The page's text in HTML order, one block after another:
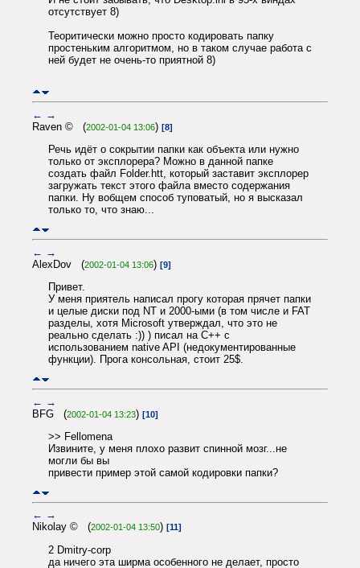
отсутствует 8)
Теоритически можно просто кодировать папку
простеньким алгоритмом, но в таком случае работа с
ней будет не очень-то приятной 8)
← →
Raven © (2002-01-04 13:06) [8]
Речь идёт о сокрытии папки как объекта или нужно
только от эксплорера? Можно в данной папке
создать файл Folder.htt, который заставит эксплорер
загружать текст этого файла вместо содержания
папки. Ну вобщем способ туповатый, но я высказал
только то, что знаю...
← →
AlexDov (2002-01-04 13:06) [9]
Привет.
У меня приятель написал прогу которая прячет папки
и целые диски под NT и 2000-ыми (в том числе и FAT
разделы, хотя Microsoft утверждал, что это не
реально сделать :)) ) писал на С++ с
использованием native API (недокументированные
функции). Прога консольная, стоит 25$.
← →
BFG (2002-01-04 13:23) [10]
>> Fellomena
Извините, у меня плохо развит спинной мозг...не
могли бы вы
привести пример этой самой кодировки папки?
← →
Nikolay © (2002-01-04 13:50) [11]
2 Dmitry-corp
да ничего эта ширма особенного не делает, просто